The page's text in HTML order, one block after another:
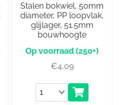
Stalen bokwiel, 50mm
diameter, PP loopvlak,
glijlager, 51.5mm
bouwhoogte
(250+)
€4,09
Aantal